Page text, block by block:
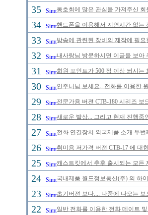
35 동호회에 많은 관심을 가져주신
34 핸드폰을 이용해서 지연시간 없
33 방송에 관련된 장비의 제작에 필
32 내사랑님 방문하시면 이글을 보아
31 회원 포인트가 500 점 이상 되시
30 인주니님 보세요.. 전화를 이용한
29 전문가용 버젼 CTB-180 시리즈
28 새로운 발상... 그리고 현재 진행중
27 전화 연결장치 외국제품 소개 두
26 취미용 저가격 버젼 CTB-17 에 대
25 캐스트킷에서 추후 출시되는 모
24 국내제품 월드정보통신(주) 의 하
23 초기버젼 보다.... 나중에 나오는
22 일반 전화를 이용한 전화 데이트